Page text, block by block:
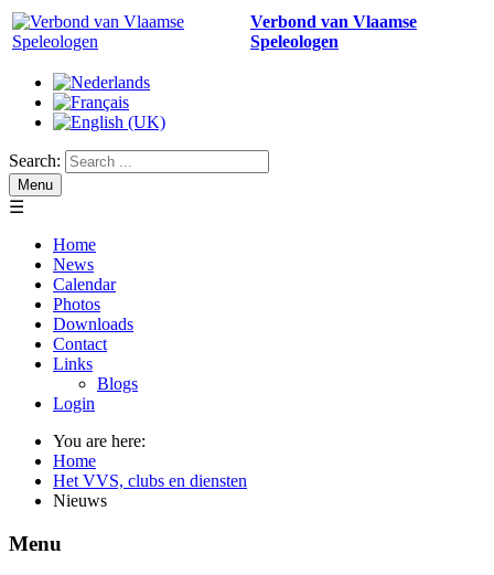
Verbond van Vlaamse
Speleologen
Search:
Menu
☰
Home
News
Calendar
Photos
Downloads
Contact
Links
Blogs
Login
You are here:
Home
Het VVS, clubs en diensten
Nieuws
Menu